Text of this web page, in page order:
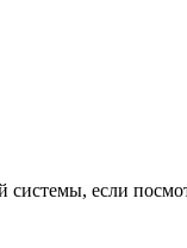
системы, если